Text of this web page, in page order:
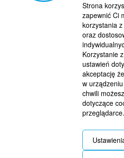
Strona
zapewnić Ci
korzystania
oraz
Korzystanie
ustawień
akceptację
w
chwili
dotyczące
przeglądarce.